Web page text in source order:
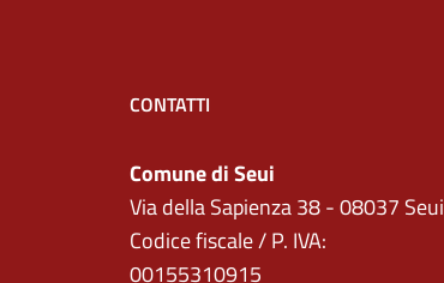
CONTATTI
Comune di Seui
Via della Sapienza 38 - 08037 Seui
Codice fiscale / P. IVA:
00155310915